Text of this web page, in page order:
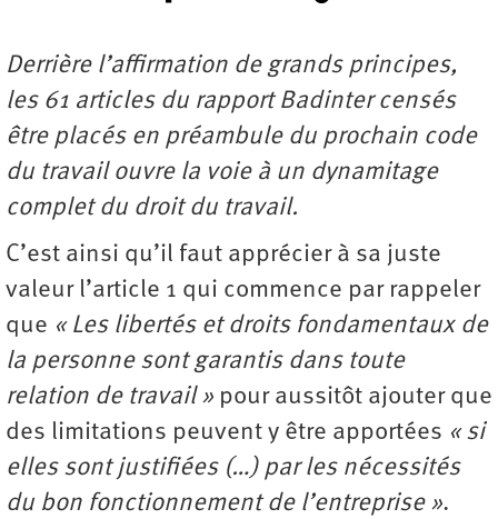
Derrière l’affirmation de grands principes,
les 61 articles du rapport Badinter censés
être placés en préambule du prochain code
du travail ouvre la voie à un dynamitage
complet du droit du travail.
C’est ainsi qu’il faut apprécier à sa juste
valeur l’article 1 qui commence par rappeler
que « Les libertés et droits fondamentaux de
la personne sont garantis dans toute
relation de travail » pour aussitôt ajouter que
des limitations peuvent y être apportées « si
elles sont justifiées (…) par les nécessités
du bon fonctionnement de l’entreprise ».